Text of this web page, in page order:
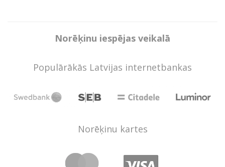
Norēķinu iespējas veikalā
Populārākās Latvijas internetbankas
Norēķinu kartes